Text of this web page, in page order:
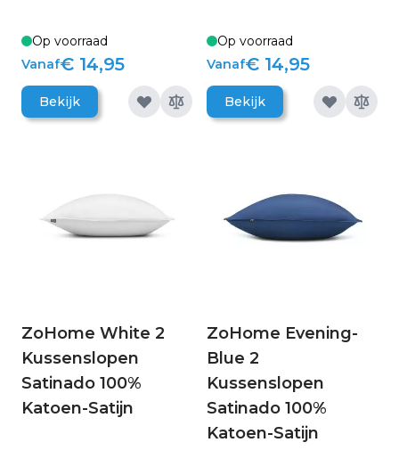
Op voorraad
Vanaf€ 14,95
Bekijk
Op voorraad
Vanaf€ 14,95
Bekijk
ZoHome White 2
Kussenslopen
Satinado 100%
Katoen-Satijn
ZoHome Evening-
Blue 2
Kussenslopen
Satinado 100%
Katoen-Satijn